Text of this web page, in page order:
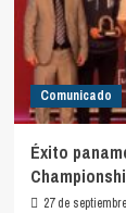
Comunicado
Éxito
27 de